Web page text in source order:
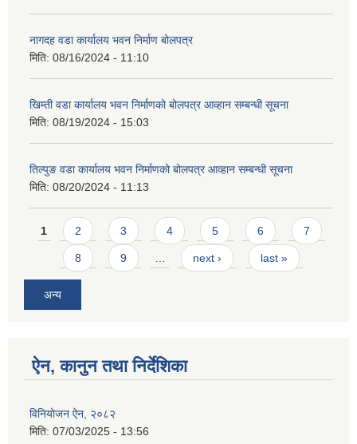
नागदह वडा कार्यालय भवन निर्माण बोलपत्र
मिति: 08/16/2024 - 11:10
खिम्ती वडा कार्यालय भवन निर्माणको बोलपत्र आव्हान सम्बन्धी सूचना
मिति: 08/19/2024 - 15:03
तिल्पुङ वडा कार्यालय भवन निर्माणको बोलपत्र आव्हान सम्बन्धी सूचना
मिति: 08/20/2024 - 11:13
Pages
1 2 3 4 5 6 7
8 9 next › last »
अन्य
ऐन, कानुन तथा निर्देशिका
विनियोजन ऐन, २०८२
मिति: 07/03/2025 - 13:56